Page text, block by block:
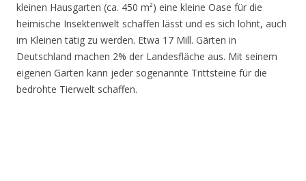
kleinen Hausgarten (ca. 450 m²) eine kleine Oase für die
heimische Insektenwelt schaffen lässt und es sich lohnt, auch
im Kleinen tätig zu werden. Etwa 17 Mill. Gärten in
Deutschland machen 2% der Landesfläche aus. Mit seinem
eigenen Garten kann jeder sogenannte Trittsteine für die
bedrohte Tierwelt schaffen.